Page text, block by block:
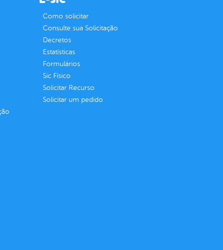
Como solicitar
Consulte sua Solicitação
Decretos
Estatísticas
Formulários
Sic Físico
Solicitar Recurso
Solicitar um pedido